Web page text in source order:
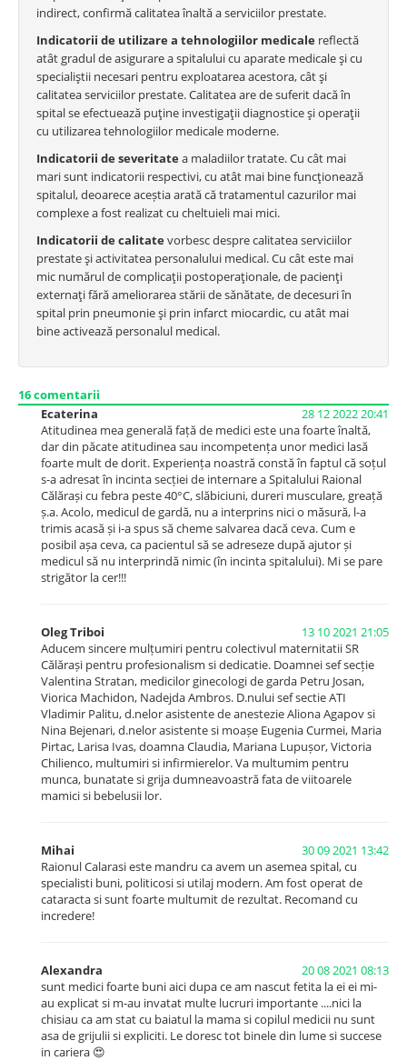
indirect, confirmă calitatea înaltă a serviciilor prestate.
Indicatorii de utilizare a tehnologiilor medicale reflectă
atât gradul de asigurare a spitalului cu aparate medicale şi cu
specialiştii necesari pentru exploatarea acestora, cât şi
calitatea serviciilor prestate. Calitatea are de suferit dacă în
spital se efectuează puţine investigaţii diagnostice şi operaţii
cu utilizarea tehnologiilor medicale moderne.
Indicatorii de severitate a maladiilor tratate. Cu cât mai
mari sunt indicatorii respectivi, cu atât mai bine funcţionează
spitalul, deoarece aceștia arată că tratamentul cazurilor mai
complexe a fost realizat cu cheltuieli mai mici.
Indicatorii de calitate vorbesc despre calitatea serviciilor
prestate şi activitatea personalului medical. Cu cât este mai
mic numărul de complicaţii postoperaţionale, de pacienţi
externaţi fără ameliorarea stării de sănătate, de decesuri în
spital prin pneumonie şi prin infarct miocardic, cu atât mai
bine activează personalul medical.
16comentarii
Ecaterina
28 12 2022 20:41
Atitudinea mea generală față de medici este una foarte înaltă,
dar din păcate atitudinea sau incompetența unor medici lasă
foarte mult de dorit. Experiența noastră constă în faptul că soțul
s-a adresat în incinta secției de internare a Spitalului Raional
Călărași cu febra peste 40°C, slăbiciuni, dureri musculare, greață
ș.a. Acolo, medicul de gardă, nu a interprins nici o măsură, l-a
trimis acasă și i-a spus să cheme salvarea dacă ceva. Cum e
posibil așa ceva, ca pacientul să se adreseze după ajutor și
medicul să nu interprindă nimic (în incinta spitalului). Mi se pare
strigător la cer!!!
Oleg Triboi
13 10 2021 21:05
Aducem sincere mulțumiri pentru colectivul maternitatii SR
Călărași pentru profesionalism si dedicatie. Doamnei sef secție
Valentina Stratan, medicilor ginecologi de garda Petru Josan,
Viorica Machidon, Nadejda Ambros. D.nului sef sectie ATI
Vladimir Palitu, d.nelor asistente de anestezie Aliona Agapov si
Nina Bejenari, d.nelor asistente si moașe Eugenia Curmei, Maria
Pirtac, Larisa Ivas, doamna Claudia, Mariana Lupușor, Victoria
Chilienco, multumiri si infirmierelor. Va multumim pentru
munca, bunatate si grija dumneavoastră fata de viitoarele
mamici si bebelusii lor.
Mihai
30 09 2021 13:42
Raionul Calarasi este mandru ca avem un asemea spital, cu
specialisti buni, politicosi si utilaj modern. Am fost operat de
cataracta si sunt foarte multumit de rezultat. Recomand cu
incredere!
Alexandra
20 08 2021 08:13
sunt medici foarte buni aici dupa ce am nascut fetita la ei ei mi-
au explicat si m-au invatat multe lucruri importante ....nici la
chisiau ca am stat cu baiatul la mama si copilul medicii nu sunt
asa de grijulii si expliciti. Le doresc tot binele din lume si succese
in cariera 😍